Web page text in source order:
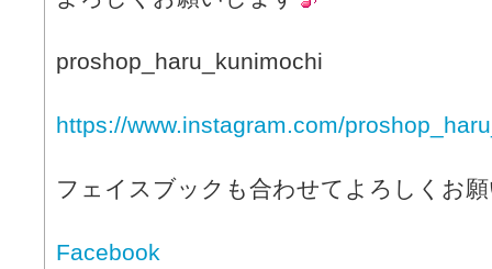
proshop_haru_kunimochi
https://www.instagram.com/
フェイスブックも合わせてよろしくお
Facebook